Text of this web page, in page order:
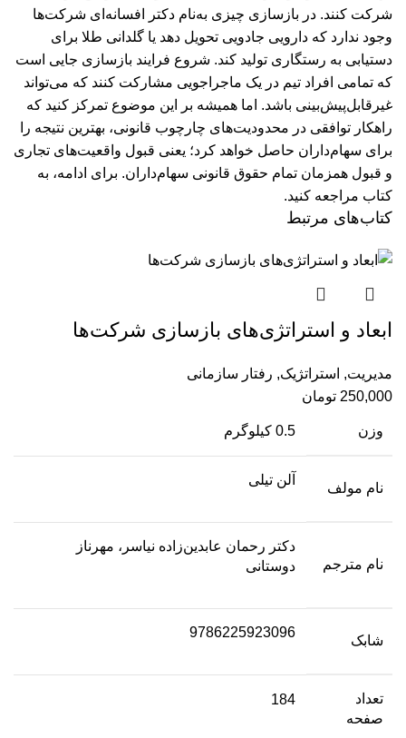
شرکت کنند. در بازسازی چیزی به‌نام دکتر افسانه‌ای شرکت‌ها
وجود ندارد که دارویی جادویی تحویل دهد یا گلدانی طلا برای
دستیابی به رستگاری تولید کند. شروع فرایند بازسازی جایی است
که تمامی افراد تیم در یک ماجراجویی مشارکت کنند که می‌تواند
غیرقابل‌پیش‌بینی باشد. اما همیشه بر این موضوع تمرکز کنید که
راهکار توافقی در محدودیت‌های چارچوب قانونی، بهترین نتیجه را
برای سهام‌داران حاصل خواهد کرد؛ یعنی قبول واقعیت‌های تجاری
و قبول همزمان تمام حقوق قانونی سهام‌داران. برای ادامه، به
کتاب مراجعه کنید.
کتاب‌های مرتبط
ابعاد و استراتژی‌‌های بازسازی شرکت‌‌ها
مدیریت, استراتژیک, رفتار سازمانی
250,000 تومان
وزن 0.5 کیلوگرم
نام مولف
آلن تیلی
نام مترجم
دکتر رحمان عابدین‌زاده نیاسر، مهرناز
دوستانی
شابک
9786225923096
تعداد
صفحه
184